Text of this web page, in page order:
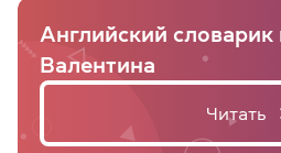
Английский
Валентина
Читать